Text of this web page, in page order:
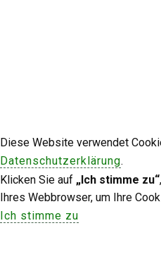
Diese Website verwendet
Datenschutzerklärung.
Klicken Sie auf „Ich stimme zu“
Ihres Webbrowser, um Ihre
Ich stimme zu